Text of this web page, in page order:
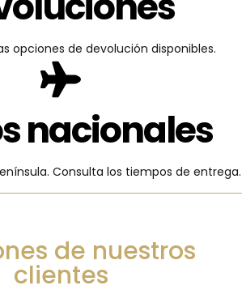
opciones de devolución disponibles.
nacionales
Consulta los tiempos de entrega.
de nuestros
clientes